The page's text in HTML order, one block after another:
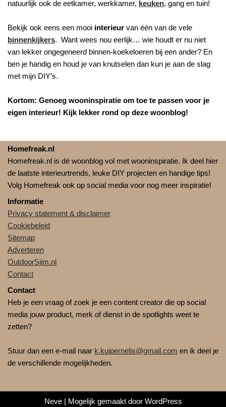
natuurlijk ook de eetkamer, werkkamer, keuken, gang en tuin!
Bekijk ook eens een mooi interieur van één van de vele
binnenkijkers. Want wees nou eerlijk… wie houdt er nu niet
van lekker ongegeneerd binnen-koekeloeren bij een ander? En
ben je handig en houd je van knutselen dan kun je aan de slag
met mijn DIY’s.
Kortom: Genoeg wooninspiratie om toe te passen voor je
eigen interieur! Kijk lekker rond op deze woonblog!
Homefreak.nl
Homefreak.nl is dé woonblog vol met wooninspiratie. Ik deel hier
de laatste interieurtrends, leuke DIY projecten en handige tips!
Volg Homefreak ook op social media voor nog meer inspiratie!
Informatie
Privacy statement & disclaimer
Cookiebeleid
Sitemap
Adverteren
OutdoorSjim.nl
Contact
Contact
Heb je een vraag of zoek je een content creator die op social
media jouw product, merk of dienst in de spotlights weet te
zetten?
Stuur dan een e-mail naar k.kuipernelis@gmail.com en ik deel je
de verschillende mogelijkheden.
Neve| Mogelijk gemaakt door WordPress